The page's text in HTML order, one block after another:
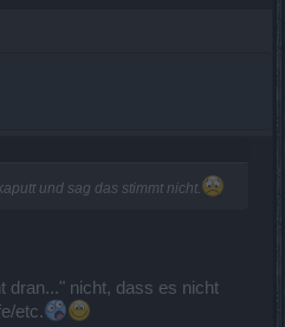
und sag das stimmt nicht.
dran..." nicht, dass es nicht
etc.